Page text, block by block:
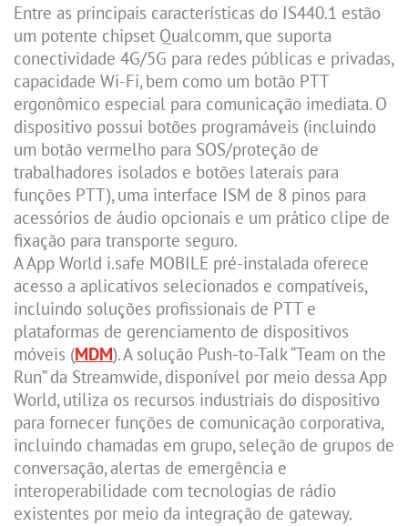
Entre as principais características do IS440.1 estão
um potente chipset Qualcomm, que suporta
conectividade 4G/5G para redes públicas e privadas,
capacidade Wi-Fi, bem como um botão PTT
ergonômico especial para comunicação imediata. O
dispositivo possui botões programáveis (incluindo
um botão vermelho para SOS/proteção de
trabalhadores isolados e botões laterais para
funções PTT), uma interface ISM de 8 pinos para
acessórios de áudio opcionais e um prático clipe de
fixação para transporte seguro.
A App World i.safe MOBILE pré-instalada oferece
acesso a aplicativos selecionados e compatíveis,
incluindo soluções profissionais de PTT e
plataformas de gerenciamento de dispositivos
móveis (MDM). A solução Push-to-Talk “Team on the
Run” da Streamwide, disponível por meio dessa App
World, utiliza os recursos industriais do dispositivo
para fornecer funções de comunicação corporativa,
incluindo chamadas em grupo, seleção de grupos de
conversação, alertas de emergência e
interoperabilidade com tecnologias de rádio
existentes por meio da integração de gateway.